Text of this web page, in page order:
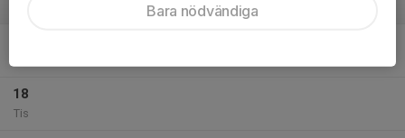
v.8
Mån
18
Tis
Bara nödvändiga